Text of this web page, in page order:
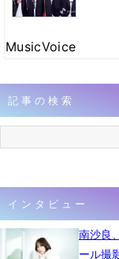
MusicVoice
記事の検索
インタビュー
南沙良
ール撮